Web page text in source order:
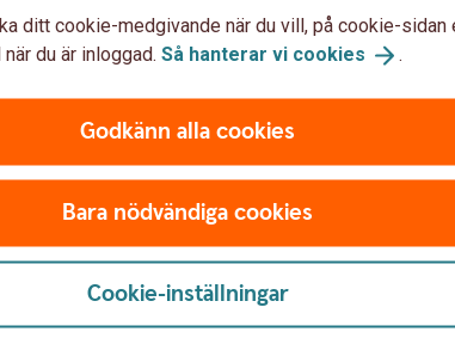
Skadeanmälan
Du kan göra skadeanmälan på Trygg-Hansas
Gör skadeanmälan(trygghansa.se)
ditt cookie-medgivande när du vill, på cookie-sidan
du är inloggad. Så hanterar vi cookies .
Godkänn alla cookies
Bara nödvändiga cookies
Cookie-inställningar